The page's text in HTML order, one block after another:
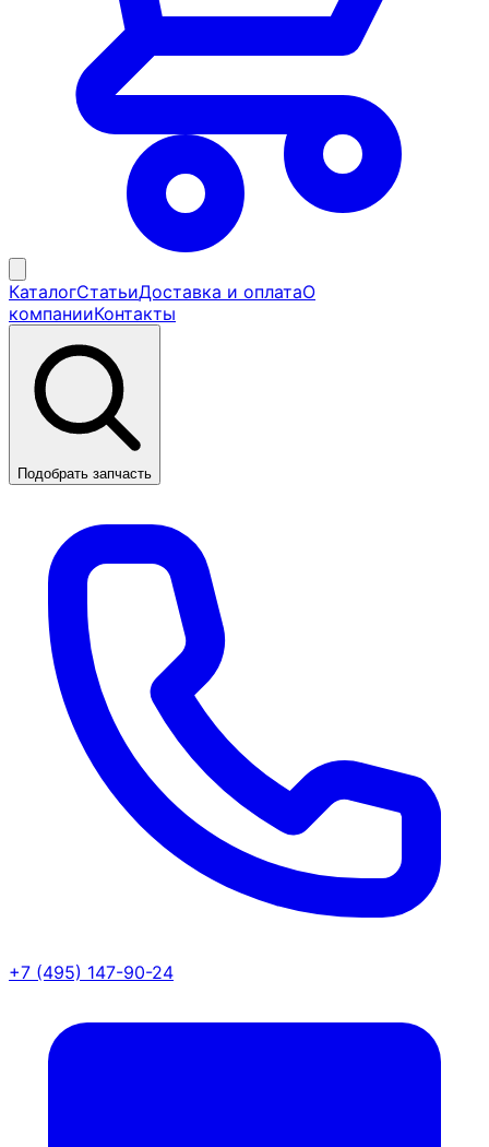
КаталогСтатьиДоставка и оплатаО
компанииКонтакты
Подобрать запчасть
+7 (495) 147-90-24